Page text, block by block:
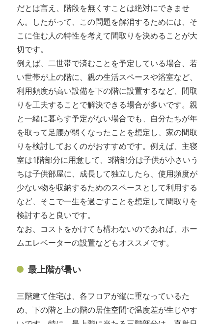
だとは言え、階段を無くすことは絶対にできませ
ん。したがって、この問題を解消するためには、そ
こに住む人の特性を考えて間取りを決めることが大
切です。
例えば、二世帯で済むことを予定している場合、若
い世帯が上の階に、親の生活スペースや浴室など、
利用頻度が高い設備を下の階に設置するなど、間取
りを工夫することで解決できる場合が多いです。親
と一緒に暮らす予定がない場合でも、自分たちが年
を取って足腰が弱くなったことを想定し、家の間取
りを検討しておくのがおすすめです。例えば、主寝
室は1階部分に用意して、3階部分は子供が小さいう
ちは子供部屋に、成長して独立したら、使用頻度が
少ない物を収納するためのスペースとして利用する
など、そこで一生を過ごすことを想定して間取りを
検討すると良いです。
なお、コストをかけても構わないのであれば、ホー
ムエレベーターの設置などもオススメです。
最上階が暑い
三階建て住宅は、各フロアが縦に重なっているた
め、下の階と上の階の居住空間で温度差が生じやす